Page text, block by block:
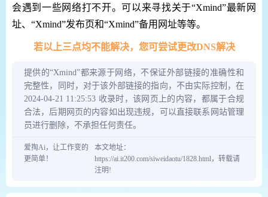
会遇到一些网络打不开。可以来寻找关于“Xmind”最新网
址、“Xmind”发布页和“Xmind”备用网址等等。
若以上三点均不能解决，您可尝试更改DNS解决
提供的“Xmind”都来源于网络，不保证外部链接的准确性和
完整性，同时，对于该外部链接的指向，不由实际控制，在
2024-04-21 11:25:53 收录时，该网页上的内容，都属于合规
合法，后期网页的内容如出现违规，可以直接联系网站管理
员进行删除，不承担任何责任。
爱掏Ai，让工作变的
更简单！
本文地址：
https://ai.it200.com/siweidaotu/1828.html，转载请
注明!